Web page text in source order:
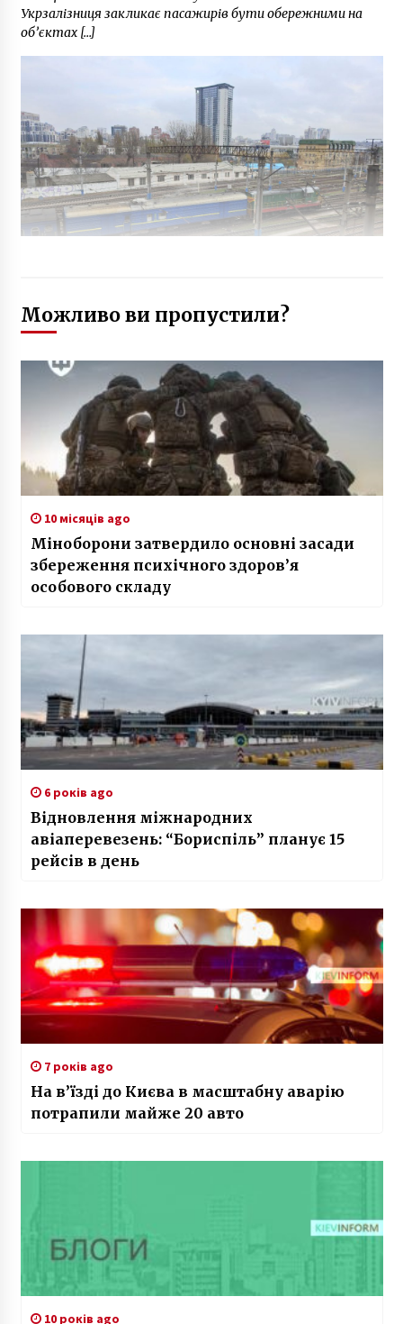
Укрзалізниця закликає пасажирів бути обережними на
об’єктах […]
Можливо ви пропустили?
10 місяців ago
Міноборони затвердило основні засади
збереження психічного здоров’я
особового складу
6 років ago
Відновлення міжнародних
авіаперевезень: “Бориспіль” планує 15
рейсів в день
7 років ago
На в’їзді до Києва в масштабну аварію
потрапили майже 20 авто
10 років ago